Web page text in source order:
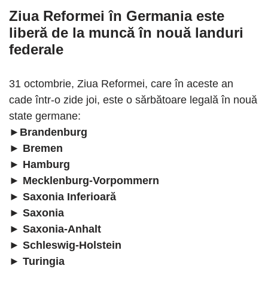
Ziua Reformei în Germania este
liberă de la muncă în nouă landuri
federale
31 octombrie, Ziua Reformei, care în aceste an
cade într-o zide joi, este o sărbătoare legală în nouă
state germane:
►Brandenburg
► Bremen
► Hamburg
► Mecklenburg-Vorpommern
► Saxonia Inferioară
► Saxonia
► Saxonia-Anhalt
► Schleswig-Holstein
► Turingia